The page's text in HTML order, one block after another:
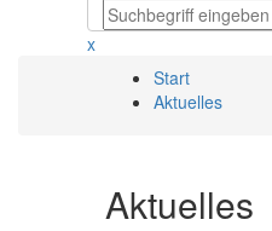
x
Start
Aktuelles
Aktuelles